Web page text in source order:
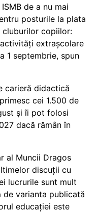
de a nu mai
posturile la plata
copiilor:
extrașcolare
1 septembrie, spun
carieră didactică
cei 1.500 de
și îi pot folosi
dacă rămân în
al Muncii Dragos
discuții cu
lucrurile sunt mult
varianta publicată
educației este